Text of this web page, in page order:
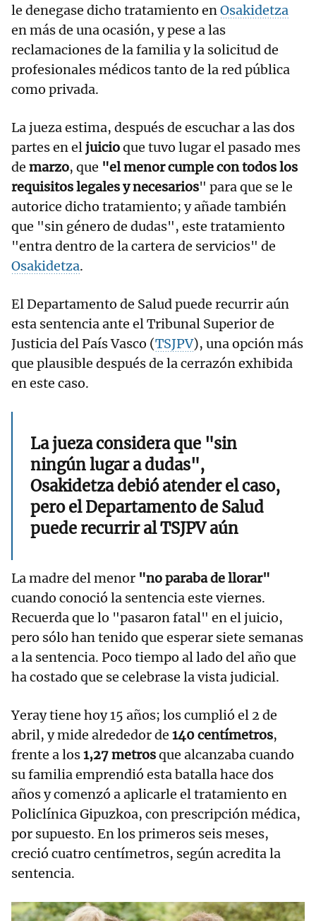
le denegase dicho tratamiento enOsakidetza
en más de una ocasión, y pese a las
reclamaciones de la familia y la solicitud de
profesionales médicos tanto de la red pública
como privada.
La jueza estima, después de escuchar a las dos
partes en eljuicioque tuvo lugar el pasado mes
de marzo, que "el menor cumple con todos los
requisitos legales y necesarios" para que se le
autorice dicho tratamiento; y añade también
que "sin género de dudas", este tratamiento
"entra dentro de la cartera de servicios" de
Osakidetza.
El Departamento de Salud puede recurrir aún
esta sentencia ante el Tribunal Superior de
Justicia del País Vasco (TSJPV), una opción más
que plausible después de la cerrazón exhibida
en este caso.
La jueza considera que "sin
ningún lugar a dudas",
Osakidetza debió atender el caso,
pero el Departamento de Salud
puede recurrir al TSJPV aún
La madre del menor "no paraba de llorar"
cuando conoció la sentencia este viernes.
Recuerda que lo "pasaron fatal" en el juicio,
pero sólo han tenido que esperar siete semanas
a la sentencia. Poco tiempo al lado del año que
ha costado que se celebrase la vista judicial.
Yeray tiene hoy 15 años; los cumplió el 2 de
abril, y mide alrededor de 140 centímetros,
frente a los1,27 metrosque alcanzaba cuando
su familia emprendió esta batalla hace dos
años y comenzó a aplicarle el tratamiento en
Policlínica Gipuzkoa, con prescripción médica,
por supuesto. En los primeros seis meses,
creció cuatro centímetros, según acredita la
sentencia.